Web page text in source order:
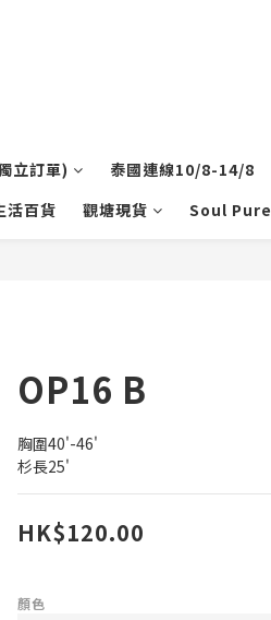
立訂單) 泰國連線10/8-14/8
活百貨 觀塘現貨 Soul Pure
OP16 B
胸圍40'-46'
杉長25'
HK$120.00
顏色